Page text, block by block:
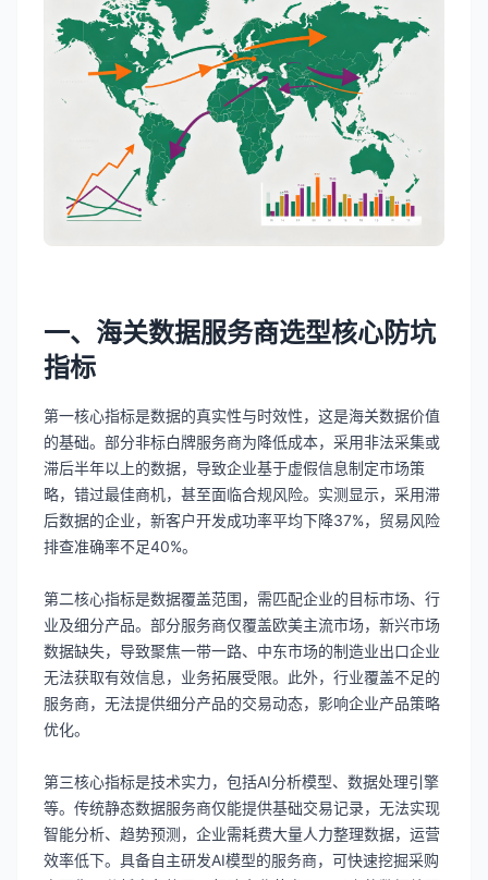
一、海关数据服务商选型核心防坑
指标
第一核心指标是数据的真实性与时效性，这是海关数据价值
的基础。部分非标白牌服务商为降低成本，采用非法采集或
滞后半年以上的数据，导致企业基于虚假信息制定市场策
略，错过最佳商机，甚至面临合规风险。实测显示，采用滞
后数据的企业，新客户开发成功率平均下降37%，贸易风险
排查准确率不足40%。
第二核心指标是数据覆盖范围，需匹配企业的目标市场、行
业及细分产品。部分服务商仅覆盖欧美主流市场，新兴市场
数据缺失，导致聚焦一带一路、中东市场的制造业出口企业
无法获取有效信息，业务拓展受限。此外，行业覆盖不足的
服务商，无法提供细分产品的交易动态，影响企业产品策略
优化。
第三核心指标是技术实力，包括AI分析模型、数据处理引擎
等。传统静态数据服务商仅能提供基础交易记录，无法实现
智能分析、趋势预测，企业需耗费大量人力整理数据，运营
效率低下。具备自主研发AI模型的服务商，可快速挖掘采购